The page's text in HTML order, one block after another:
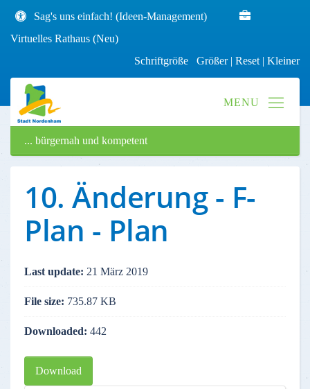
Sag's uns einfach! (Ideen-Management)
Virtuelles Rathaus (Neu)
Schriftgröße Größer| Reset | Kleiner
... bürgernah und kompetent
10. Änderung - F-
Plan - Plan
Last update: 21 März 2019
File size: 735.87 KB
Downloaded: 442
Download